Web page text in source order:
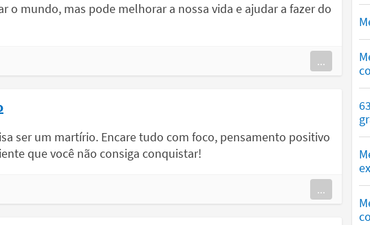
o mundo, mas pode melhorar a nossa vida e ajudar a fazer do
...
ser um martírio. Encare tudo com foco, pensamento positivo
que você não consiga conquistar!
...